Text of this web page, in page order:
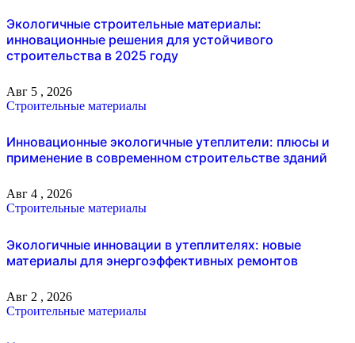
Экологичные строительные материалы:
инновационные решения для устойчивого
строительства в 2025 году
Авг 5 , 2026
Строительные материалы
Инновационные экологичные утеплители: плюсы и
применение в современном строительстве зданий
Авг 4 , 2026
Строительные материалы
Экологичные инновации в утеплителях: новые
материалы для энергоэффективных ремонтов
Авг 2 , 2026
Строительные материалы